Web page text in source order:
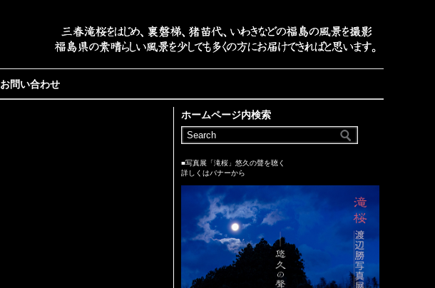
お問い合わせ
ホームページ内検索
■写真展「滝桜」悠久の聲を聴く
詳しくはバナーから